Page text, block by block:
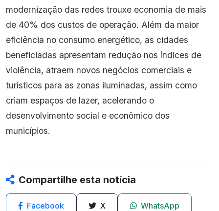
modernização das redes trouxe economia de mais
de 40% dos custos de operação. Além da maior
eficiência no consumo energético, as cidades
beneficiadas apresentam redução nos índices de
violência, atraem novos negócios comerciais e
turísticos para as zonas iluminadas, assim como
criam espaços de lazer, acelerando o
desenvolvimento social e econômico dos
municípios.
Compartilhe esta notícia
Facebook X WhatsApp